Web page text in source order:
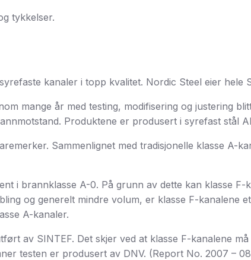
tykkelser.
kanaler i topp kvalitet. Nordic Steel eier hele
mange år med testing, modifisering og justering
Produktene er produsert i syrefast stål
Sammenlignet med tradisjonelle klasse A-
i brannklasse A-0. På grunn av dette kan klasse
og generelt mindre volum, er klasse F-kanalene
A-kanaler.
av SINTEF. Det skjer ved at klasse F-kanalene
testen er produsert av DNV. (Report No. 2007 –